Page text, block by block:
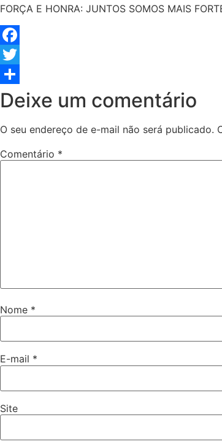
FORÇA E HONRA: JUNTOS SOMOS MAIS
Facebook
Twitter
Share
Deixe um comentário
O seu endereço de e-mail não será publicado.
Comentário *
Nome *
E-mail *
Site